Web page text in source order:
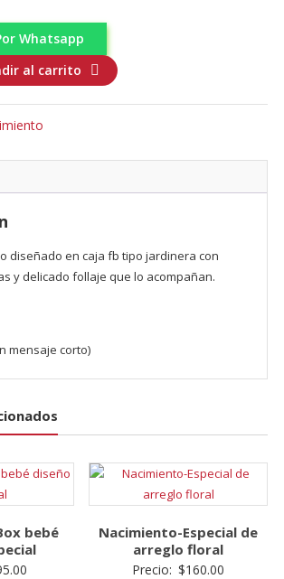
Whatsapp
al carrito
diseñado en caja fb tipo jardinera con
y delicado follaje que lo acompañan.
mensaje corto)
bebé
Nacimiento-Especial de
arreglo floral
Precio: $160.00